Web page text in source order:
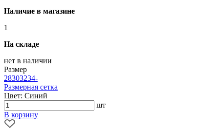
Наличие в магазине
1
На складе
нет в наличии
Размер
28303234-
Размерная сетка
Цвет: Синий
шт
В корзину